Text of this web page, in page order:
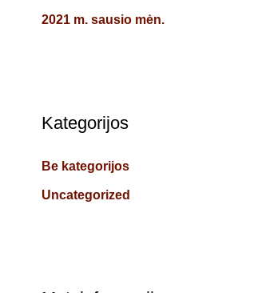
2021 m. sausio mėn.
Kategorijos
Be kategorijos
Uncategorized